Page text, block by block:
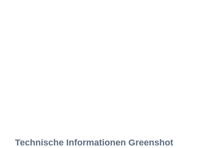
Technische Informationen Greenshot